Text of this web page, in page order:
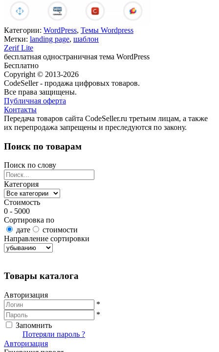
Категории: WordPress, Темы Wordpress
Метки: landing page, шаблон
Zerif Lite
бесплатная одностраничная тема WordPress
Бесплатно
Copyright © 2013-2026
CodeSeller - продажа цифровых товаров.
Все права защищены.
Публичная оферта
Контакты
Передача товаров сайта CodeSeller.ru третьим лицам, а также
их перепродажа запрещены и преследуются по закону.
Поиск по товарам
Поиск по слову
Категория
Стоимость
0 - 5000
Сортировка по
дате
стоимости
Направление сортировки
Товары каталога
Авторизация
*
*
Запомнить
Потеряли пароль ?
Авторизация